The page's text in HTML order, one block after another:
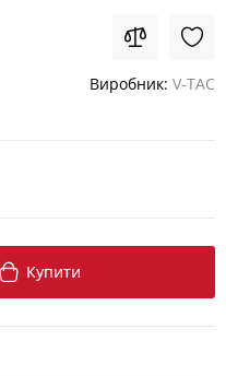
Виробник: V-TAC
Купити